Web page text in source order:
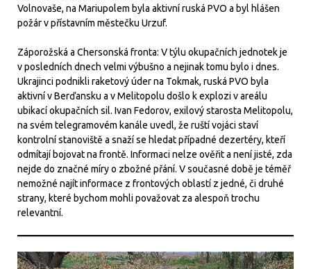
Volnovaše, na Mariupolem byla aktivní ruská PVO a byl hlášen
požár v přístavním městečku Urzuf.
Záporožská a Chersonská fronta: V týlu okupačních jednotek je
v posledních dnech velmi výbušno a nejinak tomu bylo i dnes.
Ukrajinci podnikli raketový úder na Tokmak, ruská PVO byla
aktivní v Berďansku a v Melitopolu došlo k explozi v areálu
ubikací okupačních sil. Ivan Fedorov, exilový starosta Melitopolu,
na svém telegramovém kanále uvedl, že ruští vojáci staví
kontrolní stanoviště a snaží se hledat případné dezertéry, kteří
odmítají bojovat na frontě. Informaci nelze ověřit a není jisté, zda
nejde do značné míry o zbožné přání. V současné době je téměř
nemožné najít informace z frontových oblastí z jedné, či druhé
strany, které bychom mohli považovat za alespoň trochu
relevantní.